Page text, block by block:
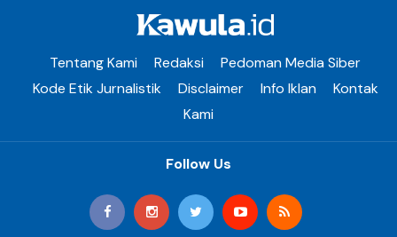
Tentang Kami Redaksi
Pedoman Media Siber
Kode Etik Jurnalistik
Disclaimer Info Iklan
Kontak
Kami
Follow Us